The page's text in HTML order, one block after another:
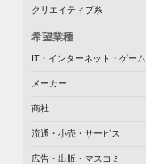
クリエイティブ系
希望業種
IT・インターネット・ゲーム
メーカー
商社
流通・小売・サービス
広告・出版・マスコミ